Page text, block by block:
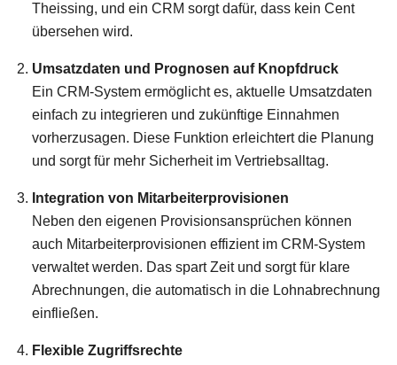
Theissing, und ein CRM sorgt dafür, dass kein Cent
übersehen wird.
Umsatzdaten und Prognosen auf Knopfdruck
Ein CRM-System ermöglicht es, aktuelle Umsatzdaten
einfach zu integrieren und zukünftige Einnahmen
vorherzusagen. Diese Funktion erleichtert die Planung
und sorgt für mehr Sicherheit im Vertriebsalltag.
Integration von Mitarbeiterprovisionen
Neben den eigenen Provisionsansprüchen können
auch Mitarbeiterprovisionen effizient im CRM-System
verwaltet werden. Das spart Zeit und sorgt für klare
Abrechnungen, die automatisch in die Lohnabrechnung
einfließen.
Flexible Zugriffsrechte